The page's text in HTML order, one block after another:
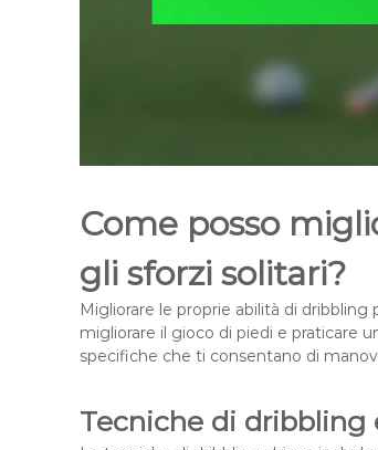
Come posso
gli sforzi solitari?
Migliorare le proprie abilità di dribbling
migliorare il gioco di piedi e praticare
specifiche che ti consentano di
Tecniche di dribbling